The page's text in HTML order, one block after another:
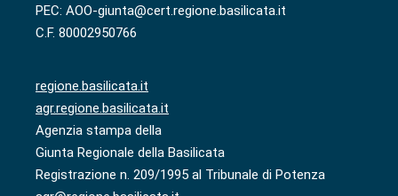
PEC: AOO-giunta@cert.regione.basilicata.it
C.F. 80002950766
regione.basilicata.it
agr.regione.basilicata.it
Agenzia stampa della
Giunta Regionale della Basilicata
Registrazione n. 209/1995 al Tribunale di Potenza